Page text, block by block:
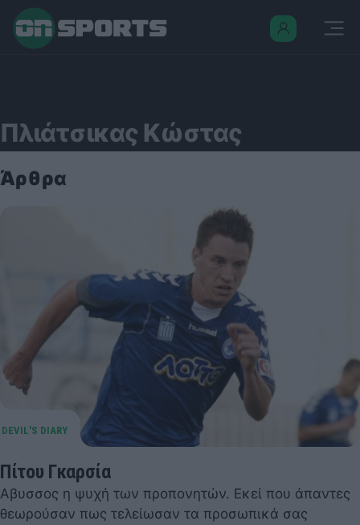
Πλιάτσικας Κώστας
Άρθρα
Πίτου Γκαρσία
Αβυσσος η ψυχή των προπονητών. Εκεί που άπαντες
θεωρούσαν πως τελείωσαν τα προσωπικά σας